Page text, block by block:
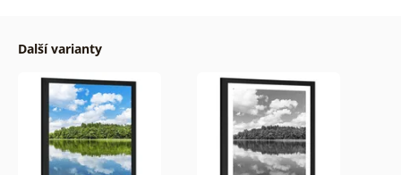
Další varianty